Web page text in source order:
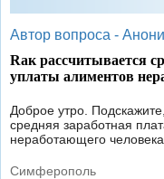
Автор вопроса -
Rак рассчитывается
уплаты алиментов
Доброе утро.
средняя заработная
неработающего
Симферополь